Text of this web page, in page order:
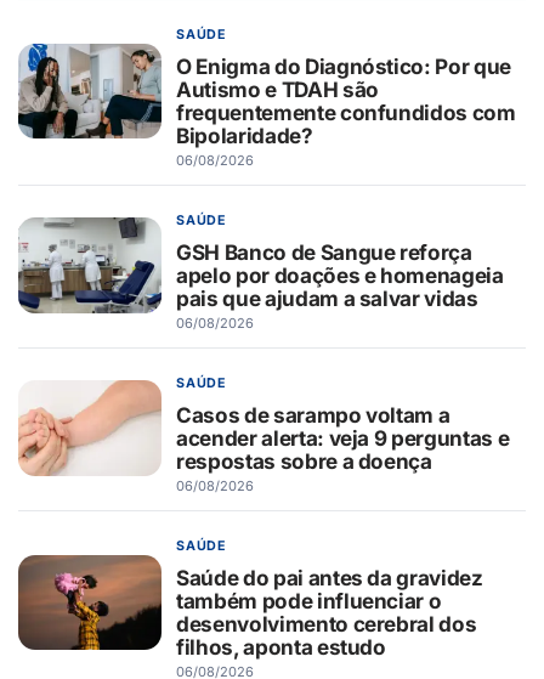
SAÚDE
O Enigma do Diagnóstico: Por que
Autismo e TDAH são
frequentemente confundidos com
Bipolaridade?
06/08/2026
SAÚDE
GSH Banco de Sangue reforça
apelo por doações e homenageia
pais que ajudam a salvar vidas
06/08/2026
SAÚDE
Casos de sarampo voltam a
acender alerta: veja 9 perguntas e
respostas sobre a doença
06/08/2026
SAÚDE
Saúde do pai antes da gravidez
também pode influenciar o
desenvolvimento cerebral dos
filhos, aponta estudo
06/08/2026